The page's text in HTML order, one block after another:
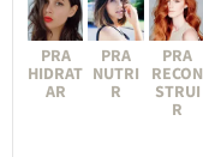
PRA
HIDRAT
AR
PRA
NUTRI
R
PRA
RECON
STRUI
R